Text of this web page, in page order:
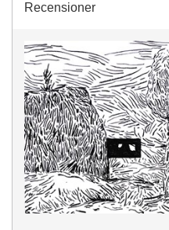
Recensioner